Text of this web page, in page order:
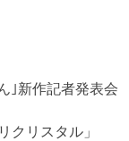
｣新作記者発表会
クリスタル」